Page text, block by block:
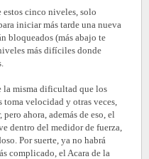
cinco niveles, solo
iniciar más tarde una nueva
bloqueados (más abajo te
más difíciles donde
la misma dificultad que los
velocidad y otras veces,
ahora, además de eso, el
dentro del medidor de fuerza,
Por suerte, ya no habrá
complicado, el Acara de la